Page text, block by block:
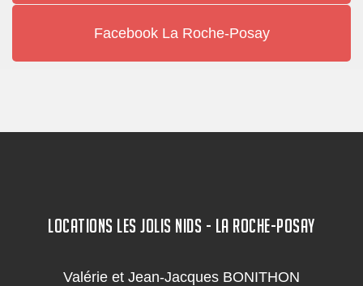
Facebook La Roche-Posay
LOCATIONS LES JOLIS NIDS - LA ROCHE-POSAY
Valérie et Jean-Jacques BONITHON